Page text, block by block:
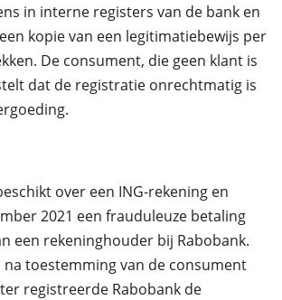
in interne registers van de bank en
kopie van een legitimatiebewijs per
De consument, die geen klant is
dat de registratie onrechtmatig is
over een ING-rekening en
2021 een frauduleuze betaling
een rekeninghouder bij Rabobank.
toestemming van de consument
registreerde Rabobank de